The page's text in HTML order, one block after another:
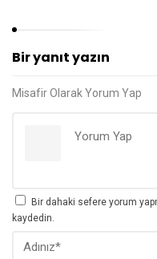
Bir yanıt yazın
Misafir Olarak Yorum Yap
Bir dahaki sefere yorum
kaydedin.